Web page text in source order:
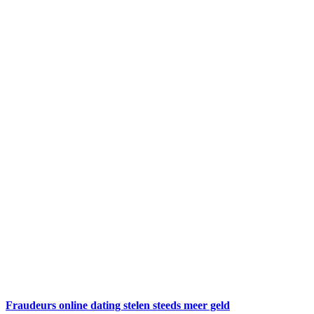
Fraudeurs online dating stelen steeds meer geld